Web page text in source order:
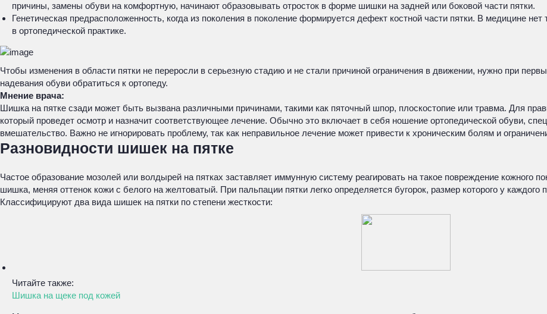
причины, замены обуви на комфортную, начинают образовывать отросток в форме шишки на задней или боковой части пятки.
Генетическая предрасположенность, когда из поколения в поколение формируется дефект костной части пятки. В медицине
в ортопедической практике.
Чтобы изменения в области пятки не переросли в серьезную стадию и не стали причиной ограничения в движении, нужно при
надевания обуви обратиться к ортопеду.
Мнение врача:
Шишка на пятке сзади может быть вызвана различными причинами, такими как пяточный шпор, плоскостопие или травма. Для
который проведет осмотр и назначит соответствующее лечение. Обычно это включает в себя ношение ортопедической обуви,
вмешательство. Важно не игнорировать проблему, так как неправильное лечение может привести к хроническим болям и
Разновидности шишек на пятке
Частое образование мозолей или волдырей на пятках заставляет иммунную систему реагировать на такое повреждение кожного
шишка, меняя оттенок кожи с белого на желтоватый. При пальпации пятки легко определяется бугорок, размер которого у каждого
Классифицируют два вида шишек на пятки по степени жесткости:
Читайте также:
Шишка на щеке под кожей